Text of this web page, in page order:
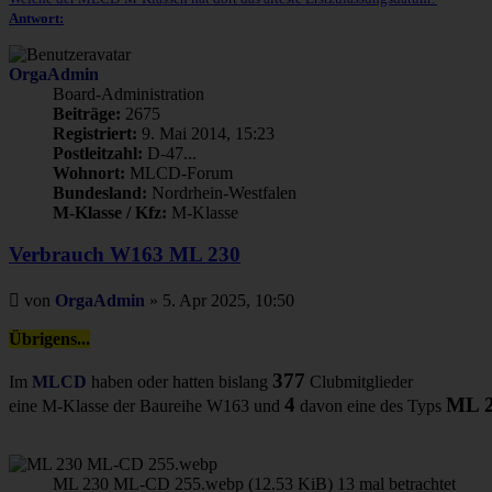
Antwort:
OrgaAdmin
Board-Administration
Beiträge: 2675
Registriert: 9. Mai 2014, 15:23
Postleitzahl: D-47...
Wohnort: MLCD-Forum
Bundesland: Nordrhein-Westfalen
M-Klasse / Kfz: M-Klasse
Verbrauch W163 ML 230
Beitrag
von OrgaAdmin » 5. Apr 2025, 10:50
Übrigens...
Im MLCD haben oder hatten bislang 377 Clubmitglieder
eine M-Klasse der Baureihe W163 und 4 davon eine des Typs ML
ML 230 ML-CD 255.webp (12.53 KiB) 13 mal betrachtet